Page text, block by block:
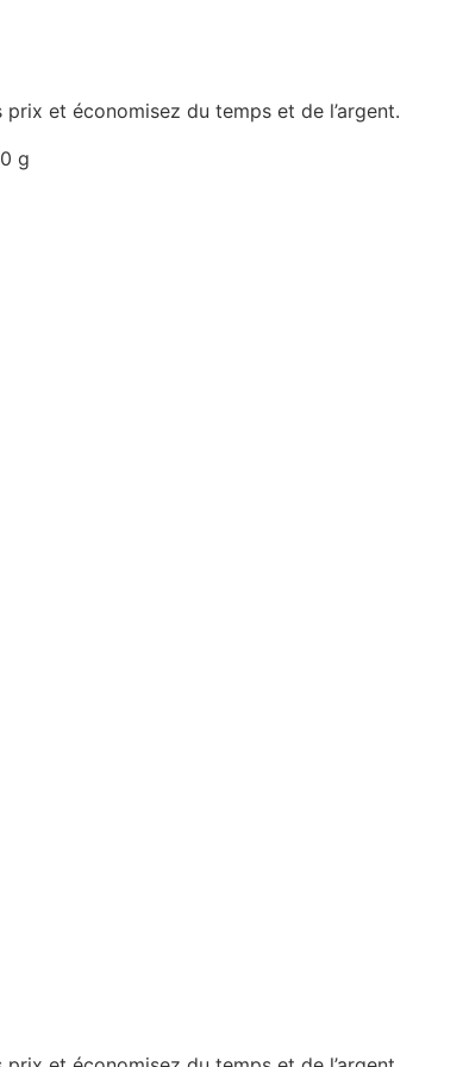
et économisez du temps et de l’argent.
g